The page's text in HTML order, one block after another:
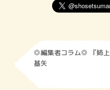
◎編集者コラム◎ 『姉上は麗しの名医』馳月
基矢